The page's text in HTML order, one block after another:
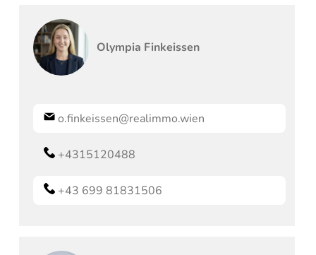
Olympia Finkeissen
o.finkeissen@realimmo.wien
+4315120488
+43 699 81831506